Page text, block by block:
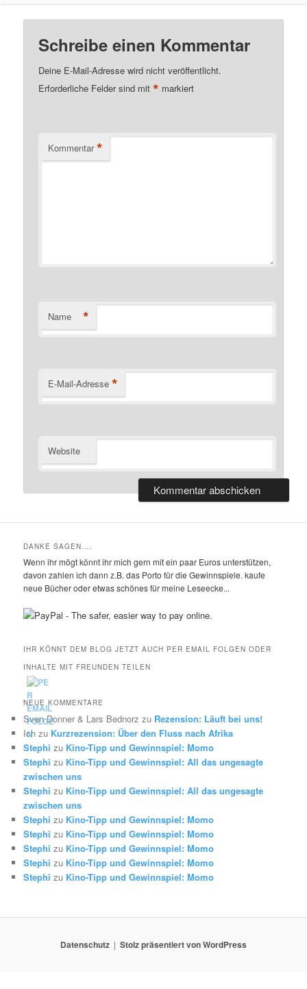
Schreibe einen Kommentar
Deine E-Mail-Adresse wird nicht veröffentlicht.
Erforderliche Felder sind mit* markiert
Kommentar *
Name *
E-Mail-Adresse *
Website
DANKE SAGEN….
Wenn ihr mögt könnt ihr mich gern mit ein paar Euros unterstützen,
davon zahlen ich dann z.B. das Porto für die Gewinnspiele. kaufe
neue Bücher oder etwas schönes für meine Leseecke...
IHR KÖNNT DEM BLOG JETZT AUCH PER EMAIL FOLGEN ODER
INHALTE MIT FREUNDEN TEILEN
NEUE KOMMENTARE
Sven Donner & Lars Bednorz zu Rezension: Läuft bei uns!
Ich zu Kurzrezension: Über den Fluss nach Afrika
Stephi zu Kino-Tipp und Gewinnspiel: Momo
Stephi zu Kino-Tipp und Gewinnspiel: All das ungesagte
zwischen uns
Stephi zu Kino-Tipp und Gewinnspiel: All das ungesagte
zwischen uns
Stephi zu Kino-Tipp und Gewinnspiel: Momo
Stephi zu Kino-Tipp und Gewinnspiel: Momo
Stephi zu Kino-Tipp und Gewinnspiel: Momo
Stephi zu Kino-Tipp und Gewinnspiel: Momo
Stephi zu Kino-Tipp und Gewinnspiel: Momo
Datenschutz Stolz präsentiert von WordPress